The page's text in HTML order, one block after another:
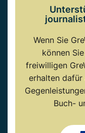
Wenn Sie
können
freiwilligen
erhalten dafür
Buch-